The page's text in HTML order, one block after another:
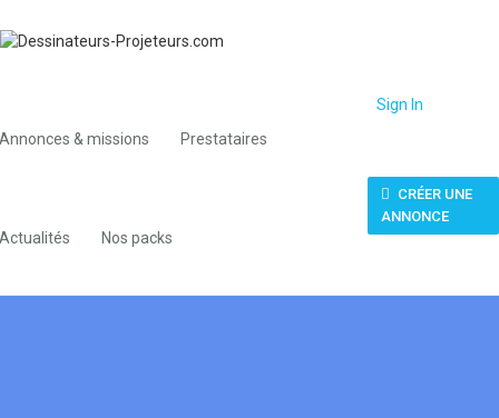
Annonces & missions Prestataires
Actualités Nos packs
Sign In
CRÉER UNE
ANNONCE